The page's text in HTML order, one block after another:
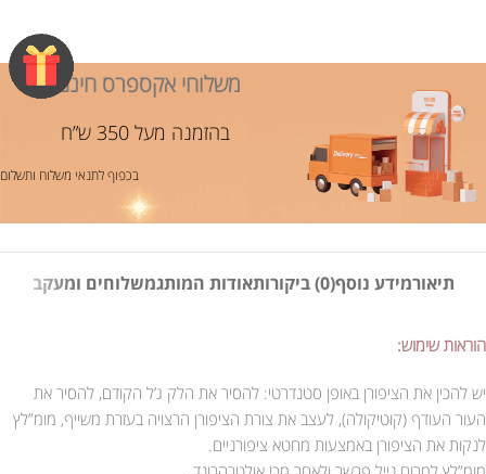
משלוחי אקספרס חינם!
בהזמנה מעל 350 ש”ח
בכפוף לתנאי משלוח ותשלום
תיאורמידע נוסף(0) ביקורות אודות המותגמשלוחים ומעקב
הוראות שימוש:
יש להכין את הציפורן באופן סטנדרטי: להסיר את הלק ג’ל הקודם, להסיר את
העור העודף (קוטיקולה), לעצב את צורת הציפורן הרצויה בעזרת משייף, מומ”לץ
לנקות את הציפורן באמצעות מחטא ציפורניים.